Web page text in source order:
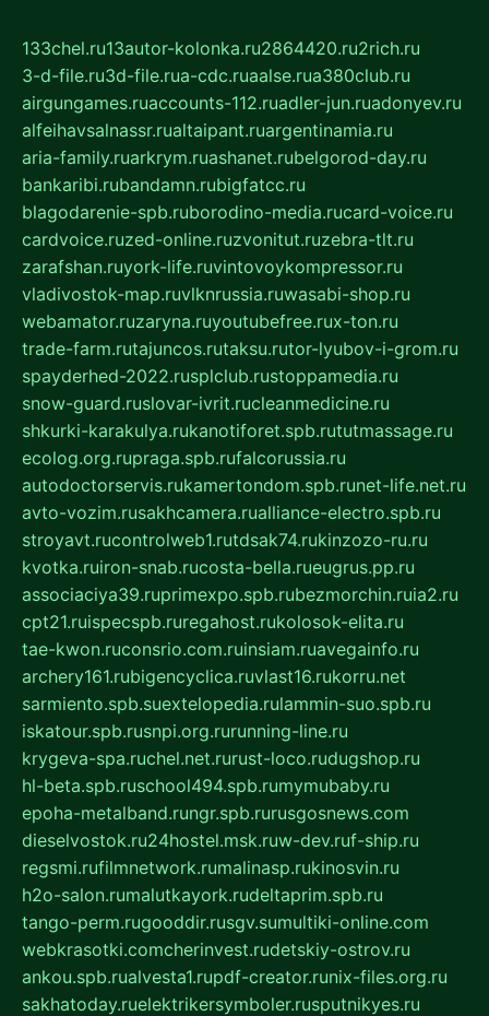
133chel.ru13autor-kolonka.ru2864420.ru2rich.ru
3-d-file.ru3d-file.rua-cdc.ruaalse.rua380club.ru
airgungames.ruaccounts-112.ruadler-jun.ruadonyev.ru
alfeihavsalnassr.rualtaipant.ruargentinamia.ru
aria-family.ruarkrym.ruashanet.rubelgorod-day.ru
bankaribi.rubandamn.rubigfatcc.ru
blagodarenie-spb.ruborodino-media.rucard-voice.ru
cardvoice.ruzed-online.ruzvonitut.ruzebra-tlt.ru
zarafshan.ruyork-life.ruvintovoykompressor.ru
vladivostok-map.ruvlknrussia.ruwasabi-shop.ru
webamator.ruzaryna.ruyoutubefree.rux-ton.ru
trade-farm.rutajuncos.rutaksu.rutor-lyubov-i-grom.ru
spayderhed-2022.rusplclub.rustoppamedia.ru
snow-guard.ruslovar-ivrit.rucleanmedicine.ru
shkurki-karakulya.rukanotiforet.spb.rututmassage.ru
ecolog.org.rupraga.spb.rufalcorussia.ru
autodoctorservis.rukamertondom.spb.runet-life.net.ru
avto-vozim.rusakhcamera.rualliance-electro.spb.ru
stroyavt.rucontrolweb1.rutdsak74.rukinzozo-ru.ru
kvotka.ruiron-snab.rucosta-bella.rueugrus.pp.ru
associaciya39.ruprimexpo.spb.rubezmorchin.ruia2.ru
cpt21.ruispecspb.ruregahost.rukolosok-elita.ru
tae-kwon.ruconsrio.com.ruinsiam.ruavegainfo.ru
archery161.rubigencyclica.ruvlast16.rukorru.net
sarmiento.spb.suextelopedia.rulammin-suo.spb.ru
iskatour.spb.rusnpi.org.rurunning-line.ru
krygeva-spa.ruchel.net.rurust-loco.rudugshop.ru
hl-beta.spb.ruschool494.spb.rumymubaby.ru
epoha-metalband.rungr.spb.rurusgosnews.com
dieselvostok.ru24hostel.msk.ruw-dev.ruf-ship.ru
regsmi.rufilmnetwork.rumalinasp.rukinosvin.ru
h2o-salon.rumalutkayork.rudeltaprim.spb.ru
tango-perm.rugooddir.rusgv.sumultiki-online.com
webkrasotki.comcherinvest.rudetskiy-ostrov.ru
ankou.spb.rualvesta1.rupdf-creator.runix-files.org.ru
sakhatoday.ruelektrikersymboler.rusputnikyes.ru